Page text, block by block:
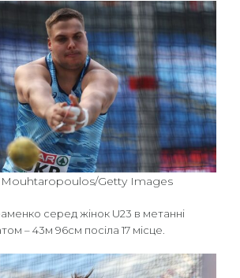
Mouhtaropoulos/Getty Images
серед жінок U23 в метанні
– 43м 96см посіла 17 місце.